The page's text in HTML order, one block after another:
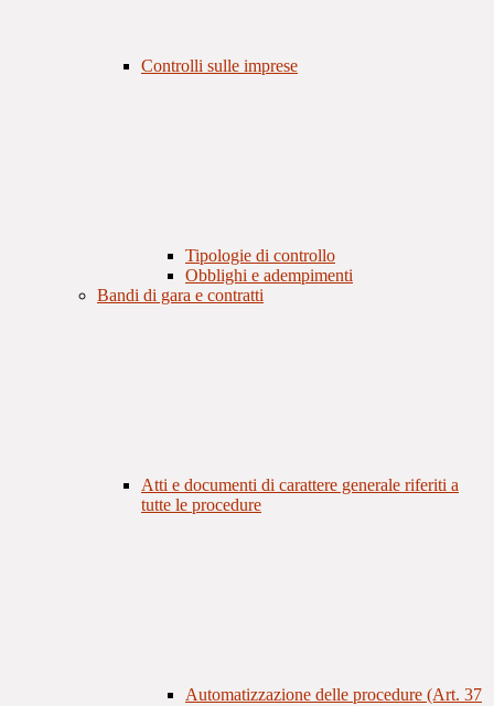
Controlli sulle imprese
Tipologie di controllo
Obblighi e adempimenti
Bandi di gara e contratti
Atti e documenti di carattere generale riferiti a
tutte le procedure
Automatizzazione delle procedure (Art. 37